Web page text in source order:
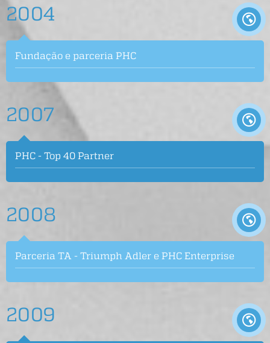
2004
Fundação e parceria PHC
2007
PHC - Top 40 Partner
2008
Parceria TA - Triumph Adler e PHC Enterprise
2009